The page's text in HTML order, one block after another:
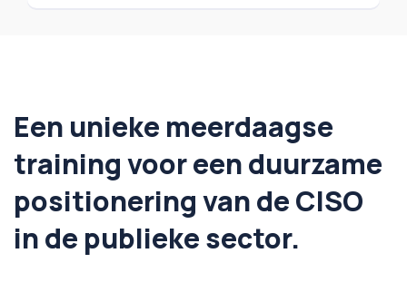
Een unieke meerdaagse
training voor een duurzame
positionering van de CISO
in de publieke sector.